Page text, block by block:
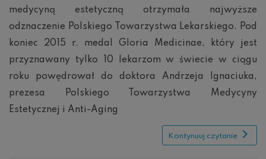
PTL
lekarza
medycyny
medycyną estetyczną otrzymała najwyższe
odznaczenie Polskiego Towarzystwa Lekarskiego. Pod
koniec 2015 r. medal Gloria Medicinae, który jest
przyznawany tylko 10 lekarzom w świecie w ciągu
roku powędrował do doktora Andrzeja Ignaciuka,
prezesa Polskiego Towarzystwa Medycyny
Estetycznej i Anti-Aging
Kontynuuj czytanie